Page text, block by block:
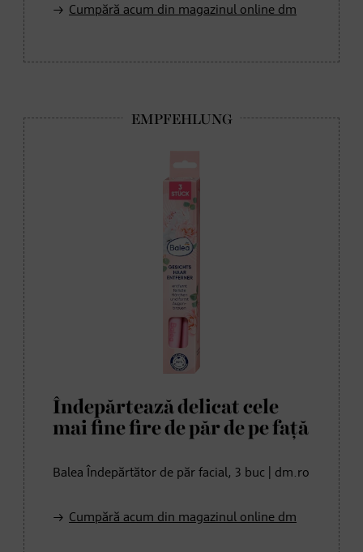
Cumpără acum din magazinul online dm
Îndepărtează delicat cele
mai fine fire de păr de pe față
Balea Îndepărtător de păr facial, 3 buc | dm.ro
Cumpără acum din magazinul online dm